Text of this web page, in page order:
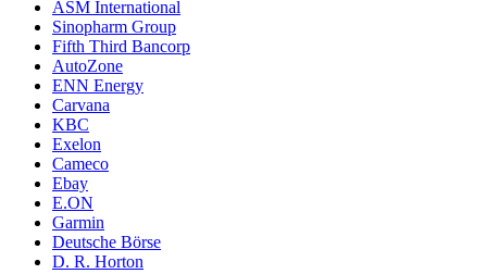
ASM International
Sinopharm Group
Fifth Third Bancorp
AutoZone
ENN Energy
Carvana
KBC
Exelon
Cameco
Ebay
E.ON
Garmin
Deutsche Börse
D. R. Horton